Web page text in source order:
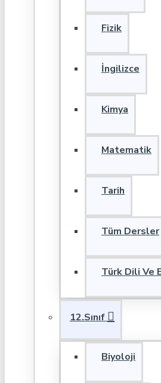
Fizik
İngilizce
Kimya
Matematik
Tarih
Tüm Dersler
Türk Dili Ve
12.Sınıf
Biyoloji